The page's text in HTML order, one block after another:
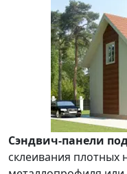
Сэндвич-панели
склеивания